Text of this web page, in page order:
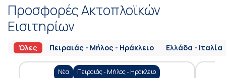
Προσφορές Ακτοπλοϊκών
Εισιτηρίων
Όλες Πειραιάς - Μήλος - Ηράκλειο Ελλάδα - Ιταλία
Νέα Πειραιάς - Μήλος - Ηράκλειο